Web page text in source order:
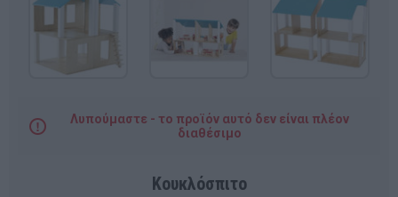
Λυπούμαστε - το προϊόν αυτό δεν είναι πλέον
διαθέσιμο
Κουκλόσπιτο